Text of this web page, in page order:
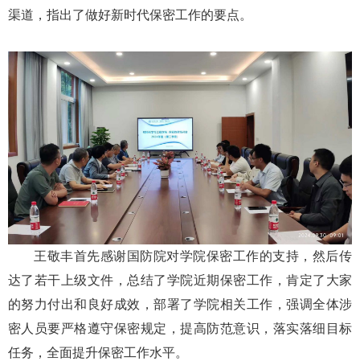
渠道，指出了做好新时代保密工作的要点。
王敬丰首先感谢国防院对学院保密工作的支持，然后传
达了若干上级文件，总结了学院近期保密工作，肯定了大家
的努力付出和良好成效，部署了学院相关工作，强调全体涉
密人员要严格遵守保密规定，提高防范意识，落实落细目标
任务，全面提升保密工作水平。